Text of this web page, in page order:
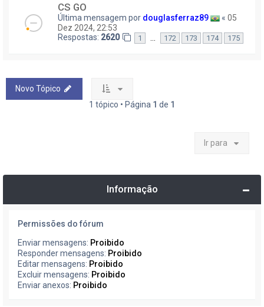
CS GO
Última mensagem por douglasferraz89 « 05
Dez 2024, 22:53
Respostas: 2620 1 172 173 174 175
Novo Tópico
1 tópico • Página 1 de 1
Ir para
Informação
Permissões do fórum
Enviar mensagens: Proibido
Responder mensagens: Proibido
Editar mensagens: Proibido
Excluir mensagens: Proibido
Enviar anexos: Proibido